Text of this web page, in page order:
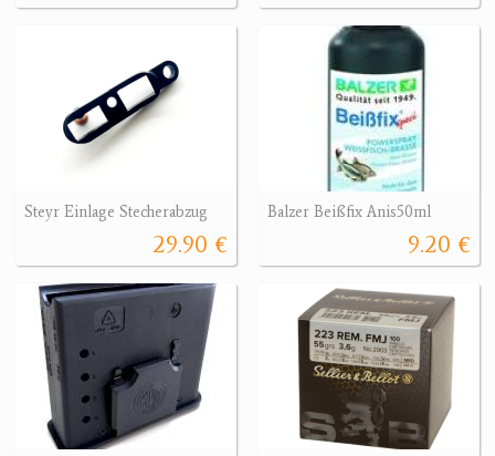
Steyr Einlage Stecherabzug
29.90 €
Balzer Beißfix Anis50ml
9.20 €